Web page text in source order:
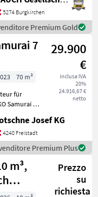
verticale
-
-
5274 Burgkirchen
Premium Gold
7
29.900
€
inclusa IVA
20%
24.916,67 €
netto
70 m³
für
Samurai 7
Ketten
Josef KG
4240 Freistadt
Premium Plus
m³,
Prezzo
su
richiesta